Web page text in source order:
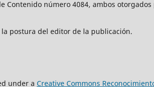
número 4084, ambos
postura del editor de la publicación.
under a Creative Commons